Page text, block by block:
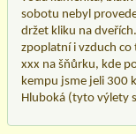
sobotu nebyl
držet kliku na
zpoplatní i vzduch co
xxx na šňůrku, kde
kempu jsme jeli 300
Hluboká (tyto výlety